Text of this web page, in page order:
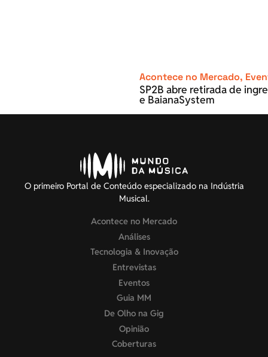
Acontece no Mercado,
SP2B abre retirada de
e BaianaSystem
O primeiro Portal de Conteúdo especializado na Indústria
Musical.
Acontece no Mercado
Análises
Tecnologia & Inovação
Entrevistas
Eventos
Guia MM
De Olho na Gig
Opinião
Coberturas